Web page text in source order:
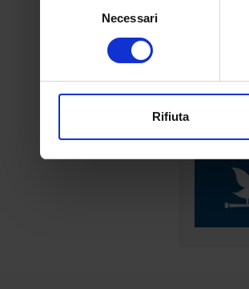
raccogliere informazioni
digitali).
modificare o ritirare il tuo
di analisi dei dati web, pubblicità
che hanno raccolto dal tuo
Necessari
Rifiuta
Questa